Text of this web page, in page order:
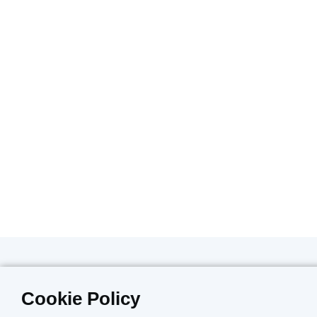
Cookie Policy